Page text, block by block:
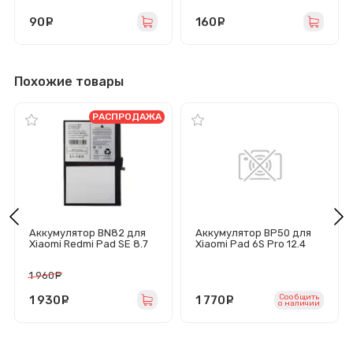
90 160
Похожие товары
Аккумулятор BN82 для
Xiaomi Redmi Pad SE 8.7
РАСПРОДАЖА
1 960
1 930
Аккумулятор BP50 для
Xiaomi Pad 6S Pro 12.4
1 770 руб.Сообщить
o наличии